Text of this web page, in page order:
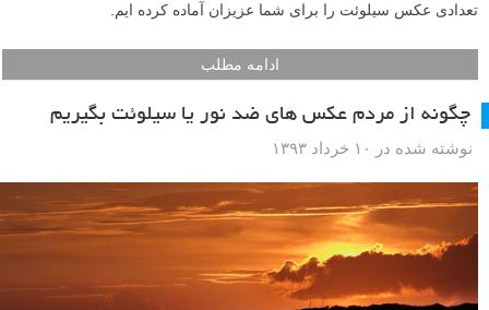
تعدادی عکس سیلوئت را برای شما عزیزان آماده کرده ایم.
ادامه مطلب
چگونه از مردم عکس های ضد نور یا سیلوئت بگیریم
نوشته شده در ۱۰ خرداد ۱۳۹۳